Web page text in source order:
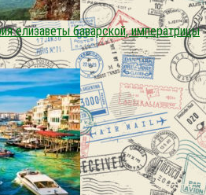
елизаветы баварской, императрицы